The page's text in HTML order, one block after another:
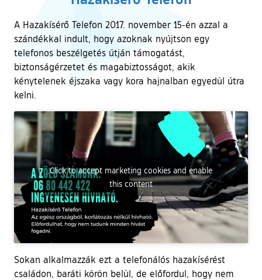
A Hazakísérő Telefon 2017. november 15-én azzal a
szándékkal indult, hogy azoknak nyújtson egy
telefonos beszélgetés útján támogatást,
biztonságérzetet és magabiztosságot, akik
kénytelenek éjszaka vagy kora hajnalban egyedül útra
kelni.
Click to accept marketing cookies and enable
this content
Sokan alkalmazzák ezt a telefonálós hazakísérést
családon, baráti körön belül, de előfordul, hogy nem